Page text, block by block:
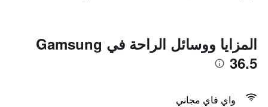
المزايا ووسائل الراحة في Gamsung
36.5
واي فاي مجاني